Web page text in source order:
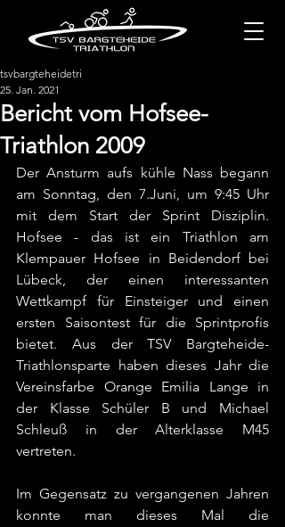
Bericht vom Hofsee-
Triathlon 2009
tsvbargteheidetri
25. Jan. 2021
Der Ansturm aufs kühle Nass begann
am Sonntag, den 7.Juni, um 9:45 Uhr
mit dem Start der Sprint Disziplin.
Hofsee - das ist ein Triathlon am
Klempauer Hofsee in Beidendorf bei
Lübeck, der einen interessanten
Wettkampf für Einsteiger und einen
ersten Saisontest für die Sprintprofis
bietet. Aus der TSV Bargteheide-
Triathlonsparte haben dieses Jahr die
Vereinsfarbe Orange Emilia Lange in
der Klasse Schüler B und Michael
Schleuß in der Alterklasse M45
vertreten.
Im Gegensatz zu vergangenen Jahren
konnte man dieses Mal die